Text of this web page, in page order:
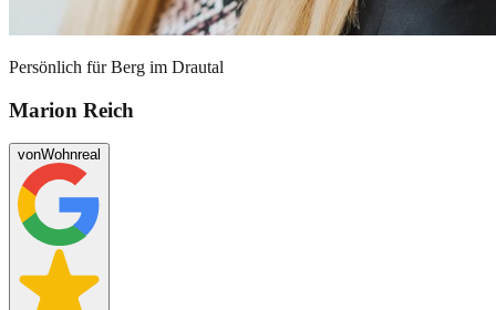
Persönlich fürBerg im Drautal
Marion Reich
vonWohnreal